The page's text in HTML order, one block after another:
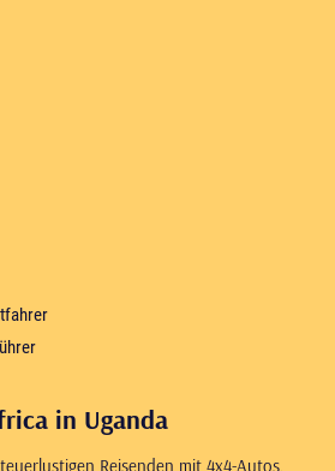
in Uganda
Reisenden mit 4x4-Autos,